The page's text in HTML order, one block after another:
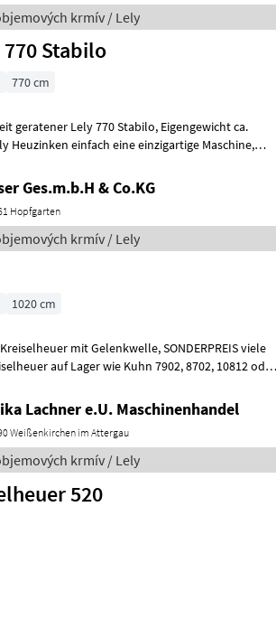
krmív / Lely
Stabilo
770 cm
Lely 770 Stabilo, Eigengewicht ca.
Ges.m.b.H & Co.KG
Hopfgarten
krmív / Lely
1020 cm
mit Gelenkwelle, SONDERPREIS viele
auf Lager wie Kuhn 7902, 8702, 10812 oder
Lachner e.U. Maschinenhandel
Weißenkirchen im Attergau
krmív / Lely
520